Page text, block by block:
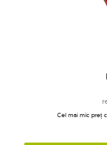
Cel mai mic preț